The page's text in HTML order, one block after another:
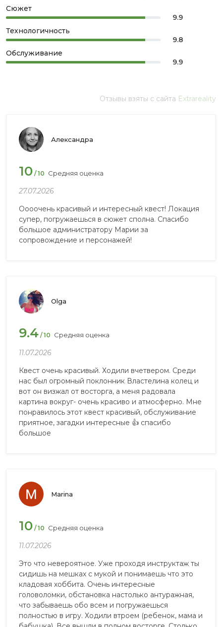
Сюжет
9.9
Технологичность
9.8
Обслуживание
9.9
Отзывы взяты с сайта Extrareality
Александра
10 / 10 Средняя оценка
27.07.2026
Оооочень красивый и интересный квест! Локация
супер, погружаешься в сюжет сполна. Спасибо
большое администратору Марии за
сопровождение и персонажей!
Olga
9.4 / 10 Средняя оценка
11.07.2026
Квест очень красивый. Ходили вчетвером. Среди
нас был огромный поклонник Властелина колец и
вот он визжал от восторга, а меня радовала
картина вокруг- очень красиво и атмосферно. Мне
понравилось этот квест красивый, обслуживание
приятное, загадки интересные 👍 спасибо
большое
Marina
10 / 10 Средняя оценка
11.07.2026
Это что невероятное. Уже проходя инструктаж ты
сидишь на мешках с мукой и понимаешь что это
кладовая хоббита. Очень интересные
головоломки, обстановка настолько антуражная,
что забываешь обо всем и погружаешься
полностью в игру. Ходили втроем (ребенок, мама и